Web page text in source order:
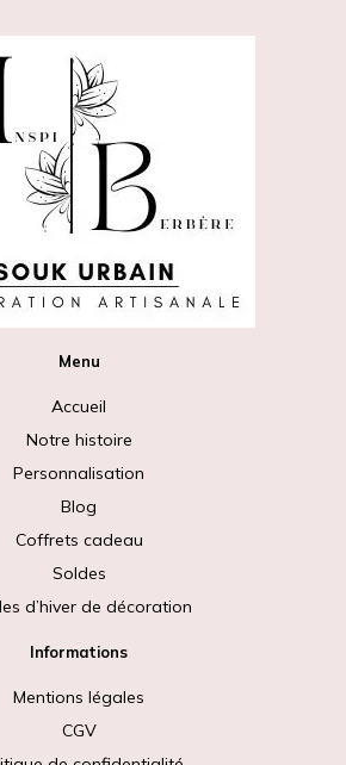
Menu
Accueil
Notre histoire
Personnalisation
Blog
Coffrets cadeau
Soldes
d’hiver de décoration
Informations
Mentions légales
CGV